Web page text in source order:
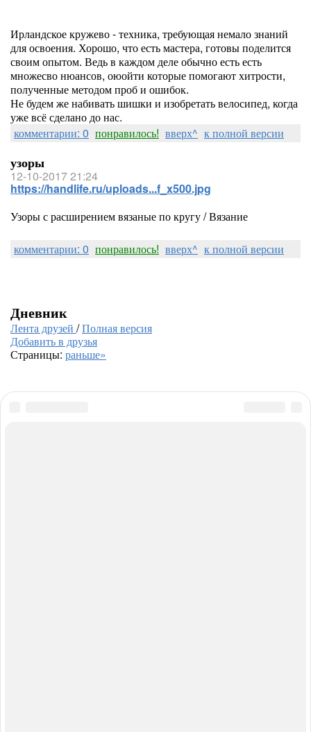
Ирландское кружево - техника, требующая немало знаний
для освоения. Хорошо, что есть мастера, готовы поделится
своим опытом. Ведь в каждом деле обычно есть есть
множесво нюансов, оюойти которые помогают хитрости,
полученные методом проб и ошибок.
Не будем же набивать шишки и изобретать велосипед, когда
уже всё сделано до нас.
комментарии: 0 понравилось! вверх^ к полной версии
узоры
12-10-2017 21:24
https://handlife.ru/uploads...f_x500.jpg
Узоры с расширением вязаные по кругу / Вязание
комментарии: 0 понравилось! вверх^ к полной версии
Дневник
Лента друзей /Полная версия
Добавить в друзья
Страницы: раньше»